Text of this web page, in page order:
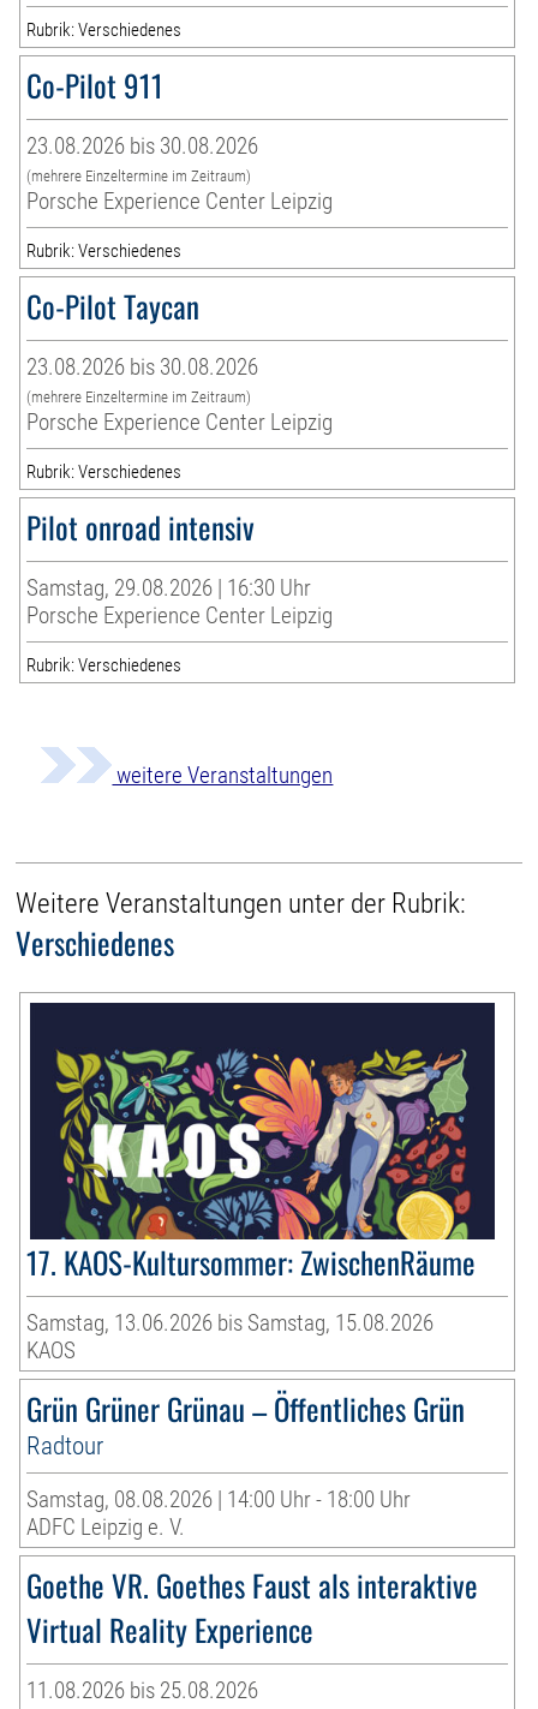
Rubrik: Verschiedenes
Co-Pilot 911
23.08.2026 bis 30.08.2026
(mehrere Einzeltermine im Zeitraum)
Porsche Experience Center Leipzig
Rubrik: Verschiedenes
Co-Pilot Taycan
23.08.2026 bis 30.08.2026
(mehrere Einzeltermine im Zeitraum)
Porsche Experience Center Leipzig
Rubrik: Verschiedenes
Pilot onroad intensiv
Samstag, 29.08.2026 | 16:30 Uhr
Porsche Experience Center Leipzig
Rubrik: Verschiedenes
weitere Veranstaltungen
Weitere Veranstaltungen unter der Rubrik:
Verschiedenes
17. KAOS-Kultursommer: ZwischenRäume
Samstag, 13.06.2026 bis Samstag, 15.08.2026
KAOS
Grün Grüner Grünau – Öffentliches Grün
Radtour
Samstag, 08.08.2026 | 14:00 Uhr - 18:00 Uhr
ADFC Leipzig e. V.
Goethe VR. Goethes Faust als interaktive
Virtual Reality Experience
11.08.2026 bis 25.08.2026